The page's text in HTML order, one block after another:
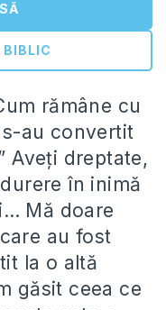
BIBLIC
rămâne cu
au convertit
Aveţi dreptate,
în inimă
Mă doare
au fost
la o altă
găsit ceea ce